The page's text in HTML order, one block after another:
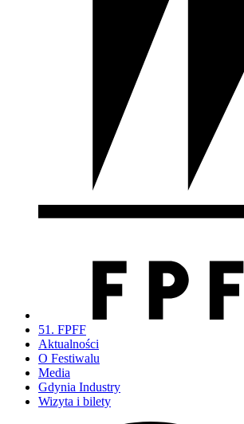
51. FPFF
Aktualności
O Festiwalu
Media
Gdynia Industry
Wizyta i bilety